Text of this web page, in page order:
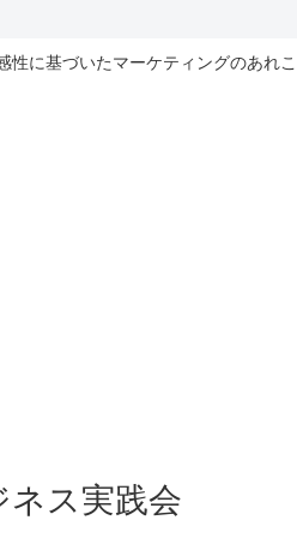
性に基づいたマーケティングのあれ
ネス実践会